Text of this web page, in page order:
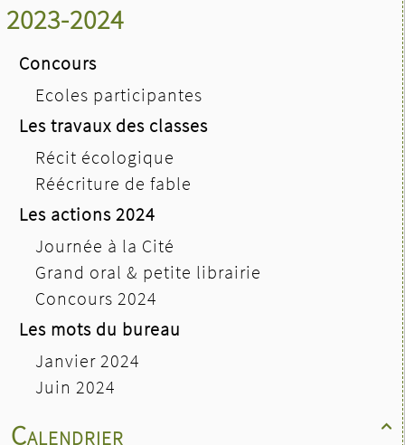
2023-2024
Concours
Ecoles participantes
Les travaux des classes
Récit écologique
Réécriture de fable
Les actions 2024
Journée à la Cité
Grand oral & petite librairie
Concours 2024
Les mots du bureau
Janvier 2024
Juin 2024

Calendrier